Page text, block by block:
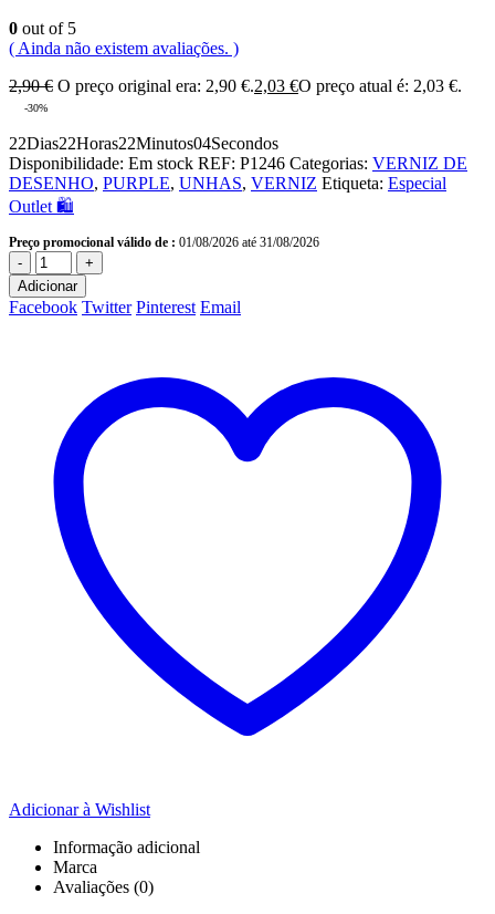
0 out of 5
( Ainda não existem avaliações. )
2,90€ O preço original era: 2,90 €.2,03 €O preço atual é: 2,03 €.
-30%
22Dias22Horas22Minutos04Secondos
Disponibilidade: Em stock REF: P1246 Categorias: VERNIZ DE
DESENHO, PURPLE, UNHAS, VERNIZ Etiqueta: Especial
Outlet 🛍️
Preço promocional válido de : 01/08/2026 até 31/08/2026
-
+
Adicionar
Facebook Twitter Pinterest Email
Adicionar à Wishlist
Informação adicional
Marca
Avaliações (0)